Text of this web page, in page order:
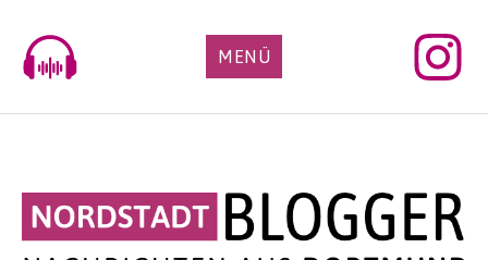
content
MENÜ